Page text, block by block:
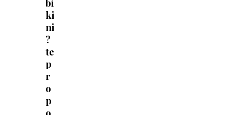
bi
ki
ni
?
te
p
r
o
p